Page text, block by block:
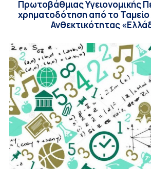
Πρωτοβάθμιας Υγειονομικής
χρηματοδότηση από το Ταμείο
Ανθεκτικότητας